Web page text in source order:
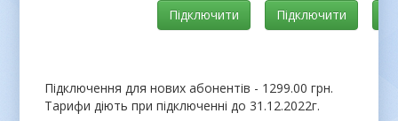
Підключити Підключити
Підключення для нових абонентів - 1299.00 грн.
Тарифи діють при підключенні до 31.12.2022г.